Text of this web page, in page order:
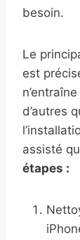
besoin.
Le
est
d’autres
assisté
étapes :